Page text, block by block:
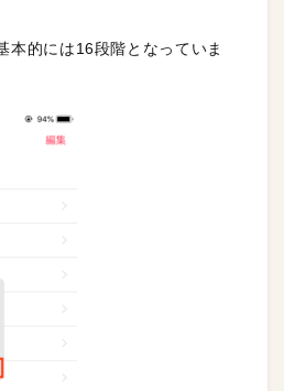
本的には16段階となっていま